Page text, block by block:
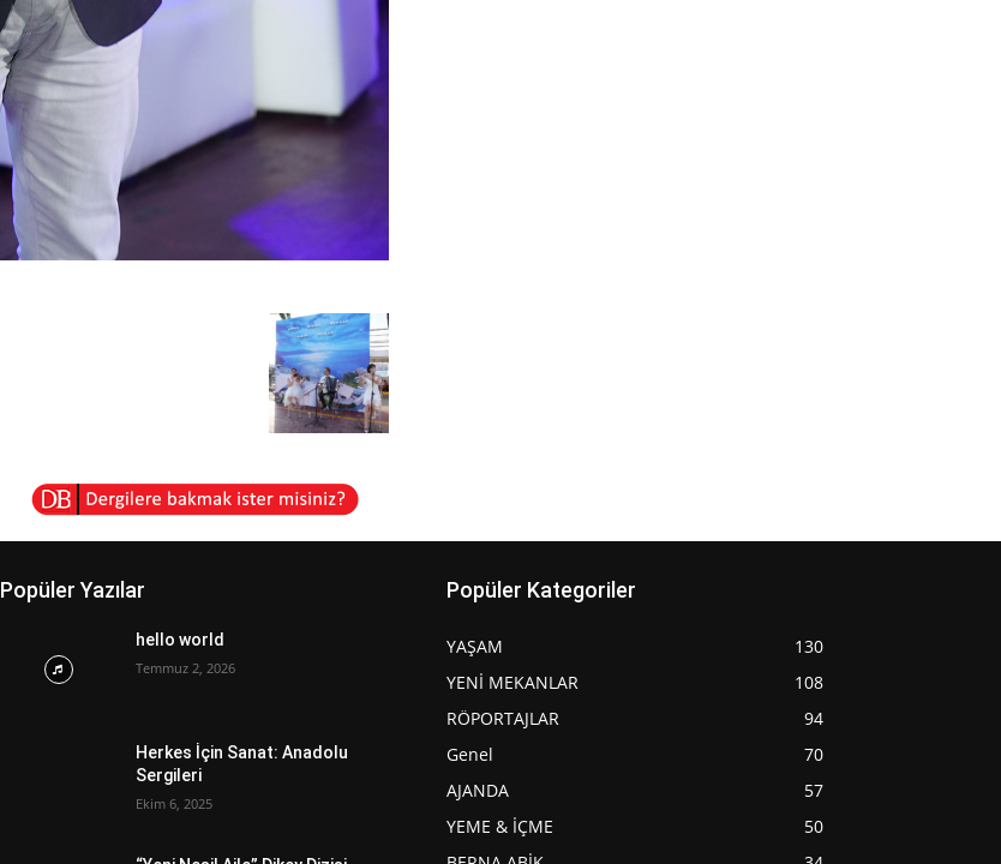
Popüler Yazılar
hello world
Temmuz 2, 2026
Herkes İçin Sanat: Anadolu
Sergileri
Ekim 6, 2025
Popüler Kategoriler
YAŞAM
130
YENİ MEKANLAR
108
RÖPORTAJLAR
94
Genel
70
AJANDA
57
YEME & İÇME
50